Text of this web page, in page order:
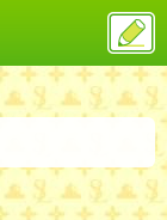
ス
投
稿